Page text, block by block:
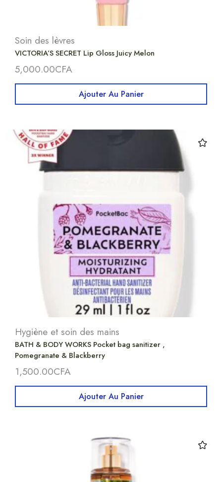
Soin des lèvres
VICTORIA’S SECRET Lip Gloss Juicy Melon
5,000.00CFA
Ajouter Au Panier
Hygiène et soin des mains
BATH & BODY WORKS Pocket bag sanitizer ,
Pomegranate & Blackberry
1,500.00CFA
Ajouter Au Panier